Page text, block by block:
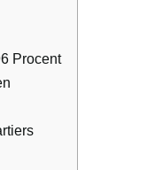
Procent